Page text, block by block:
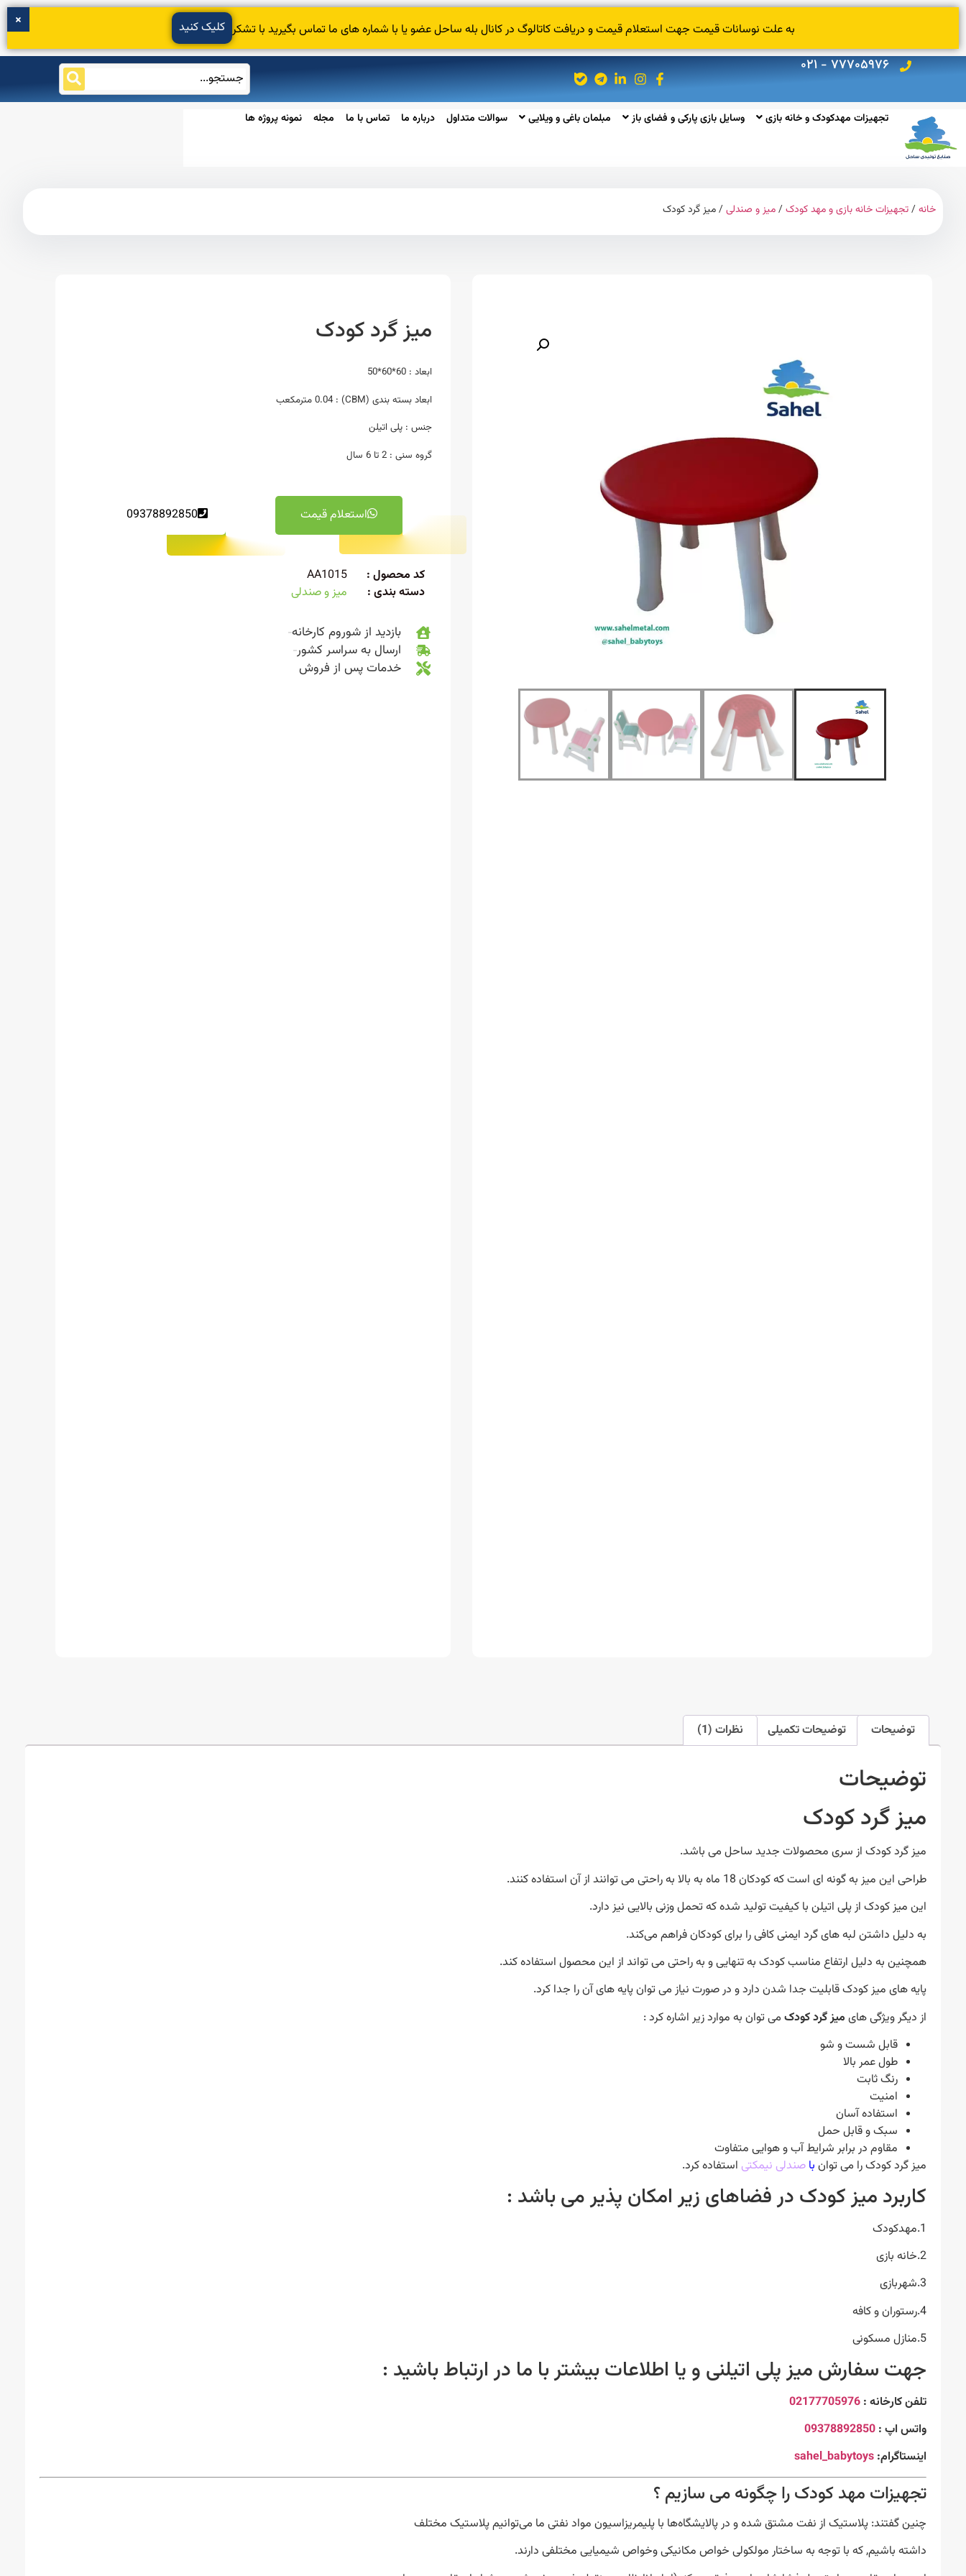
به علت نوسانات قیمت جهت استعلام قیمت و دریافت کاتالوگ در کانال بله ساحل عضو یا با شماره های ما تماس بگیرید با تشکر کلیک کنید
۷۷۷۰۵۹۷۶ - ۰۲۱
تجهیزات مهدکودک و خانه بازی وسایل بازی پارکی و فضای باز مبلمان باغی و ویلایی سوالات متداول درباره ما تماس با ما مجله نمونه پروژه ها
خانه/تجهیزات خانه بازی و مهد کودک/میز و صندلی/ میز گرد کودک
میز گرد کودک
ابعاد : 60*60*50
ابعاد بسته بندی (CBM) : 0.04 مترمکعب
جنس : پلی اتیلن
گروه سنی : 2 تا 6 سال
استعلام قیمت 09378892850
کد محصول :
AA1015
دسته بندی :
میز و صندلی
بازدید از شوروم کارخانه
ارسال به سراسر کشور
خدمات پس از فروش
توضیحات توضیحات تکمیلی نظرات (1)
توضیحات
میز گرد کودک
میز گرد کودک از سری محصولات جدید ساحل می باشد.
طراحی این میز به گونه ای است که کودکان 18 ماه به بالا به راحتی می توانند از آن استفاده کنند.
این میز کودک از پلی اتیلن با کیفیت تولید شده که تحمل وزنی بالایی نیز دارد.
به دلیل داشتن لبه های گرد ایمنی کافی را برای کودکان فراهم می‌کند.
همچنین به دلیل ارتفاع مناسب کودک به تنهایی و به راحتی می تواند از این محصول استفاده کند.
پایه های میز کودک قابلیت جدا شدن دارد و در صورت نیاز می توان پایه های آن را جدا کرد.
از دیگر ویژگی های میز گرد کودک می توان به موارد زیر اشاره کرد :
قابل شست و شو
طول عمر بالا
رنگ ثابت
امنیت
استفاده آسان
سبک و قابل حمل
مقاوم در برابر شرایط آب و هوایی متفاوت
میز گرد کودک را می توان با صندلی نیمکتی استفاده کرد.
کاربرد میز کودک در فضاهای زیر امکان پذیر می باشد :
1.مهدکودک
2.خانه بازی
3.شهربازی
4.رستوران و کافه
5.منازل مسکونی
جهت سفارش میز پلی اتیلنی و یا اطلاعات بیشتر با ما در ارتباط باشید :
تلفن کارخانه : 02177705976
واتس اپ : 09378892850
اینستاگرام: sahel_babytoys
تجهیزات مهد کودک را چگونه می سازیم ؟
چنین گفتند: پلاستیک از نفت مشتق شده و در پالایشگاه‌ها با پلیمریزاسیون مواد نفتی ما می‌توانیم پلاستیک مختلف
داشته باشیم, که با توجه به ساختار مولکولی خواص مکانیکی وخواص شیمیایی مختلفی دارند.